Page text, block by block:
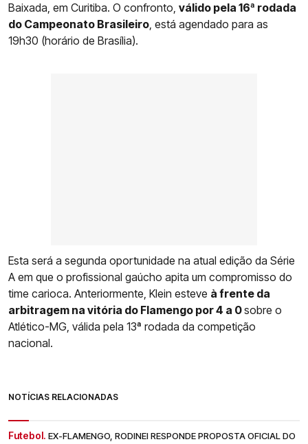
Baixada, em Curitiba. O confronto, válido pela 16ª rodada
do Campeonato Brasileiro, está agendado para as
19h30 (horário de Brasília).
Esta será a segunda oportunidade na atual edição da Série
A em que o profissional gaúcho apita um compromisso do
time carioca. Anteriormente, Klein esteve à frente da
arbitragem na vitória do Flamengo por 4 a 0sobre o
Atlético-MG, válida pela 13ª rodada da competição
nacional.
NOTÍCIAS RELACIONADAS
Futebol. EX-FLAMENGO, RODINEI RESPONDE PROPOSTA OFICIAL DO